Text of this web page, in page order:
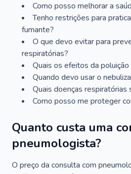
Como posso melhorar a
Tenho restrições para
fumante?
O que devo evitar para
respiratórias?
Quais os efeitos da
Quando devo usar o
Quais doenças respiratórias
Como posso me proteger
Quanto custa uma
pneumologista?
O preço da consulta com